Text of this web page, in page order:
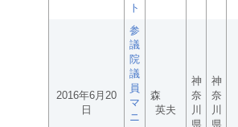
ト
2016年6月20
日
参
議
院
議
員
マ
ニ
森
英夫
神
奈
川
県
神
奈
川
県